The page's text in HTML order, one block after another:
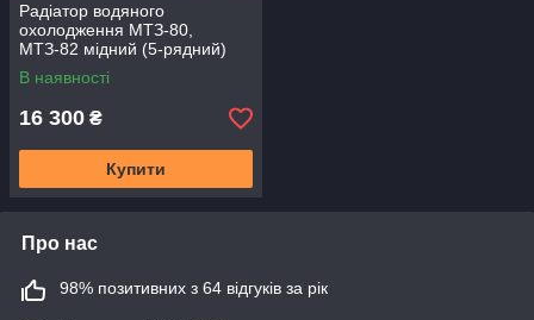
Радіатор водяного
охолодження МТЗ-80,
МТЗ-82 мідний (5-рядний)
Промтрансенерго 70СМ5-
130101
В наявності
16 300 ₴
Купити
Про нас
98% позитивних з 64 відгуків за рік